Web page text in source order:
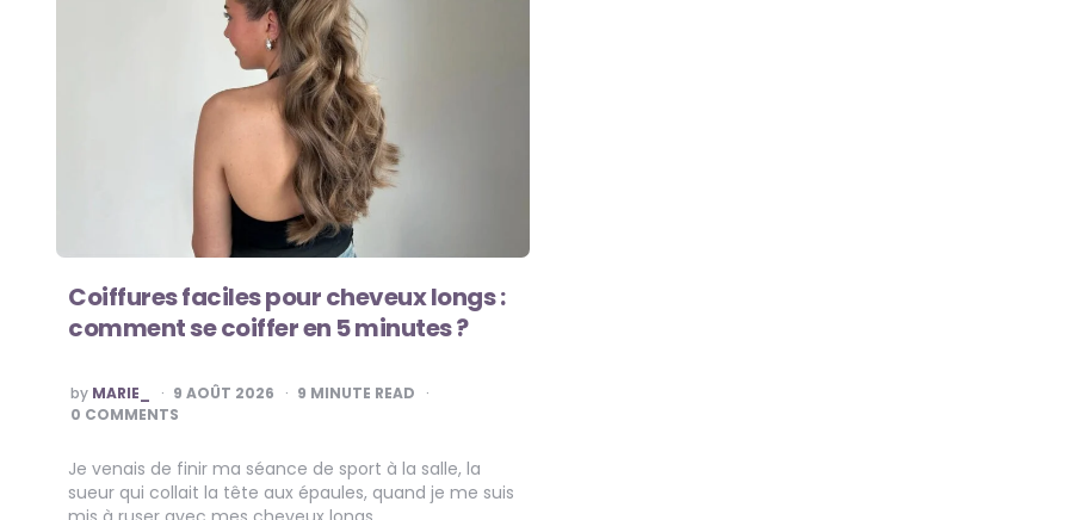
Coiffures faciles pour cheveux longs :
comment se coiffer en 5 minutes ?
POSTED
BY
by MARIE_ 9 AOÛT 2026 9 MINUTE READ
0 COMMENTS
Je venais de finir ma séance de sport à la salle, la
sueur qui collait la tête aux épaules, quand je me suis